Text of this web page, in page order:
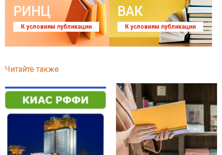
РИНЦ
К условиям публикации
ВАК
К условиям публикации
Читайте также